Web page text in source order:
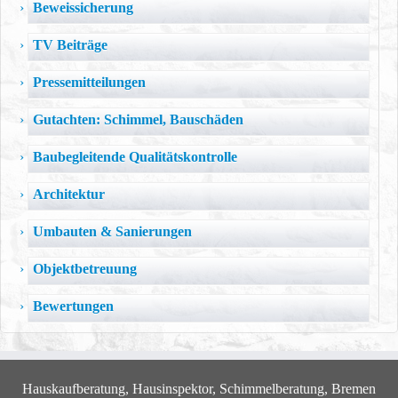
Beweissicherung
TV Beiträge
Pressemitteilungen
Gutachten: Schimmel, Bauschäden
Baubegleitende Qualitätskontrolle
Architektur
Umbauten & Sanierungen
Objektbetreuung
Bewertungen
Hauskaufberatung, Hausinspektor, Schimmelberatung, Bremen